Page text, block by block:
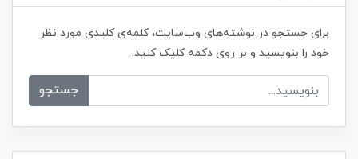
برای جستجو در نوشته‌های وب‌سایت، کلمه‌ی کلیدی مورد نظر
خود را بنویسید و بر روی دکمه کلیک کنید.
جستجو